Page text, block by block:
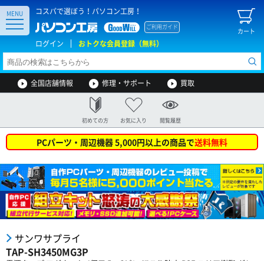
コスパで選ぼう！パソコン工房！
カート
ご利用ガイド
ログイン おトクな会員登録（無料）
MENU
全国店舗情報 修理・サポート 買取
初めての方 お気に入り 閲覧履歴
PCパーツ・周辺機器 5,000円以上の商品で送料無料
サンワサプライ
TAP-SH3450MG3P